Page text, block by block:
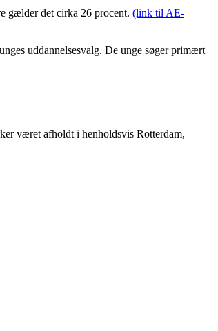
gælder det cirka 26 procent. (link til AE-
uddannelsesvalg. De unge søger primært
været afholdt i henholdsvis Rotterdam,